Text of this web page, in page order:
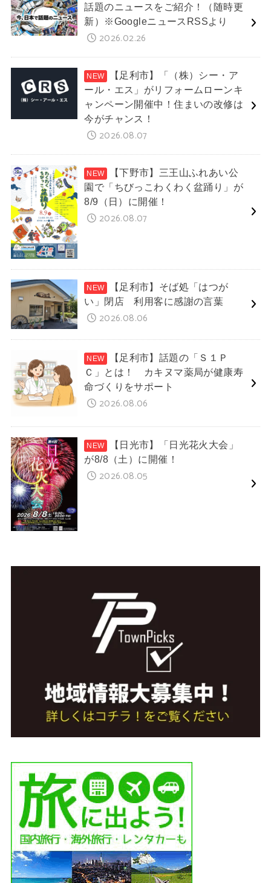
話題のニュースをご紹介！（随時更
新）※GoogleニュースRSSより
2026.02.26
【足利市】「（株）シー・ア
ール・エス」がリフォームローンキ
ャンペーン開催中！住まいの改修は
今がチャンス！
2026.08.07
【下野市】三王山ふれあい公
園で「ちびっこわくわく盆踊り」が
8/9（日）に開催！
2026.08.07
【足利市】そば処「はつが
い」閉店 利用客に感謝の言葉
2026.08.06
【足利市】話題の「Ｓ１Ｐ
Ｃ」とは！ カキヌマ薬局が健康寿
命づくりをサポート
2026.08.06
【日光市】「日光花火大会」
が8/8（土）に開催！
2026.08.05